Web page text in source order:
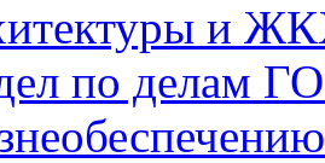
и
по делам